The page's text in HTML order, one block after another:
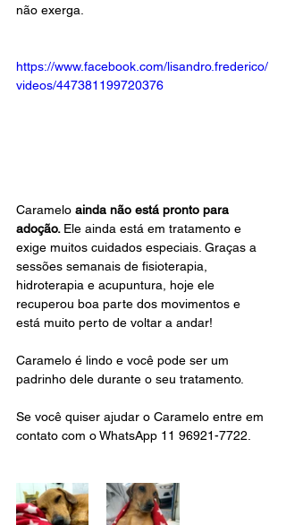
não exerga.
https://www.facebook.com/lisandro.frederico/
videos/447381199720376
Caramelo ainda não está pronto para
adoção. Ele ainda está em tratamento e
exige muitos cuidados especiais. Graças a
sessões semanais de fisioterapia,
hidroterapia e acupuntura, hoje ele
recuperou boa parte dos movimentos e
está muito perto de voltar a andar!
Caramelo é lindo e você pode ser um
padrinho dele durante o seu tratamento.
Se você quiser ajudar o Caramelo entre em
contato com o WhatsApp 11 96921-7722.